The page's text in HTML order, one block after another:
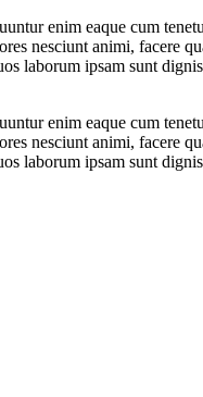
enim eaque cum
nesciunt animi, facere
laborum ipsam sunt
enim eaque cum
nesciunt animi, facere
laborum ipsam sunt